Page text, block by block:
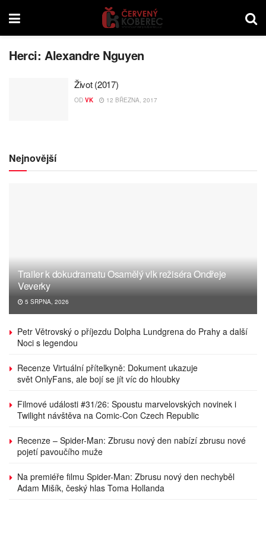
Herci:Alexandre Nguyen
Život (2017)
OD VK 12 BŘEZNA, 2017
Nejnovější
Trailer k dokudramatu Osamělý vlk režiséra Ondřeje
Veverky
5 SRPNA, 2026
Petr Větrovský o příjezdu Dolpha Lundgrena do Prahy a další
Noci s legendou
Recenze Virtuální přítelkyně: Dokument ukazuje
svět OnlyFans, ale bojí se jít víc do hloubky
Filmové události #31/26: Spoustu marvelovských novinek i
Twilight návštěva na Comic-Con Czech Republic
Recenze – Spider-Man: Zbrusu nový den nabízí zbrusu nové
pojetí pavoučího muže
Na premiéře filmu Spider-Man: Zbrusu nový den nechyběl
Adam Mišík, český hlas Toma Hollanda